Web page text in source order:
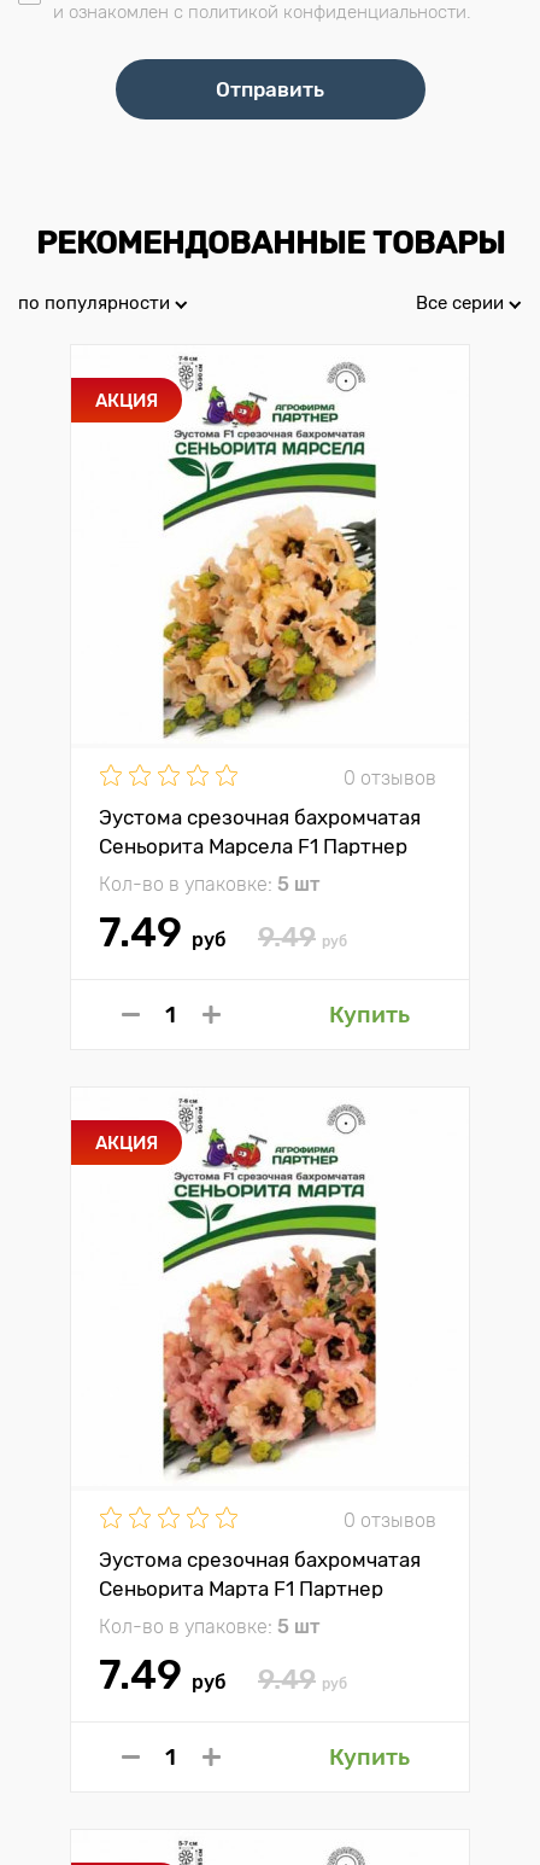
и ознакомлен с политикой конфиденциальности.
РЕКОМЕНДОВАННЫЕ ТОВАРЫ
по популярности Все серии
АКЦИЯ
0 отзывов
Эустома срезочная бахромчатая
Сеньорита Марсела F1 Партнер
Кол-во в упаковке: 5 шт
7.49 руб 9.49 руб
Купить
АКЦИЯ
0 отзывов
Эустома срезочная бахромчатая
Сеньорита Марта F1 Партнер
Кол-во в упаковке: 5 шт
7.49 руб 9.49 руб
Купить